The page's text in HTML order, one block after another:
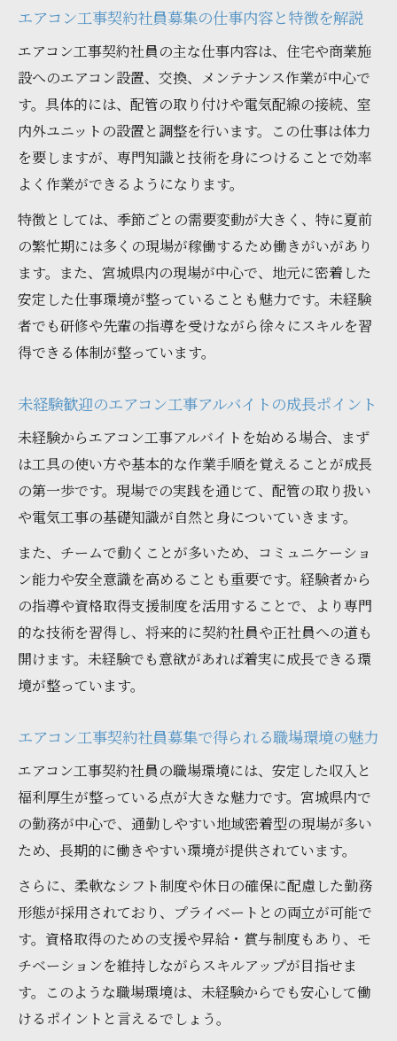
柔軟シフトで無理なく働くエアコン工事の
エアコン工事契約社員募集でWワークも可
能な理由
収入アップを叶えるエアコン工事バイトの
工夫
スキル習得を目指すならエアコン工事現場へ
エアコン工事契約社員募集で学べる現場ス
キル
未経験から手に職をつけるエアコン工事バ
イトの魅力
エアコン工事契約社員募集で資格取得を目
指す方法
説
スキルアップに最適なエアコン工事現場の
特徴
アルバイトが正社員へ進むキャリアアップ術
エアコン工事契約社員募集で正社員登用を
目指す道
アルバイトからキャリアアップできるエアコ
ン工事現場の魅力
エアコン工事契約社員募集で評価されるポ
イントを解説
正社員へ進むためのエアコン工事バイト経
方を実現
資格取得支援で広がる将来の働き方を探る
エアコン工事契約社員募集で資格取得をサ
資格取得支援が充実したエアコン工事バイ
トの魅力
エアコン工事契約社員募集で将来の選択肢
を広げる
資格取得後のエアコン工事現場での活躍事
エアコン工事契約社員募集の仕事内容と特徴を解説
エアコン工事契約社員の主な仕事内容は、住宅や商業施
設へのエアコン設置、交換、メンテナンス作業が中心で
す。具体的には、配管の取り付けや電気配線の接続、室
内外ユニットの設置と調整を行います。この仕事は体力
を要しますが、専門知識と技術を身につけることで効率
よく作業ができるようになります。
特徴としては、季節ごとの需要変動が大きく、特に夏前
の繁忙期には多くの現場が稼働するため働きがいがあり
ます。また、宮城県内の現場が中心で、地元に密着した
安定した仕事環境が整っていることも魅力です。未経験
者でも研修や先輩の指導を受けながら徐々にスキルを習
得できる体制が整っています。
未経験歓迎のエアコン工事アルバイトの成長ポイント
未経験からエアコン工事アルバイトを始める場合、まず
は工具の使い方や基本的な作業手順を覚えることが成長
の第一歩です。現場での実践を通じて、配管の取り扱い
や電気工事の基礎知識が自然と身についていきます。
また、チームで動くことが多いため、コミュニケーショ
ン能力や安全意識を高めることも重要です。経験者から
の指導や資格取得支援制度を活用することで、より専門
的な技術を習得し、将来的に契約社員や正社員への道も
開けます。未経験でも意欲があれば着実に成長できる環
境が整っています。
エアコン工事契約社員募集で得られる職場環境の魅力
エアコン工事契約社員の職場環境には、安定した収入と
福利厚生が整っている点が大きな魅力です。宮城県内で
の勤務が中心で、通勤しやすい地域密着型の現場が多い
ため、長期的に働きやすい環境が提供されています。
さらに、柔軟なシフト制度や休日の確保に配慮した勤務
形態が採用されており、プライベートとの両立が可能で
す。資格取得のための支援や昇給・賞与制度もあり、モ
チベーションを維持しながらスキルアップが目指せま
す。このような職場環境は、未経験からでも安心して働
けるポイントと言えるでしょう。